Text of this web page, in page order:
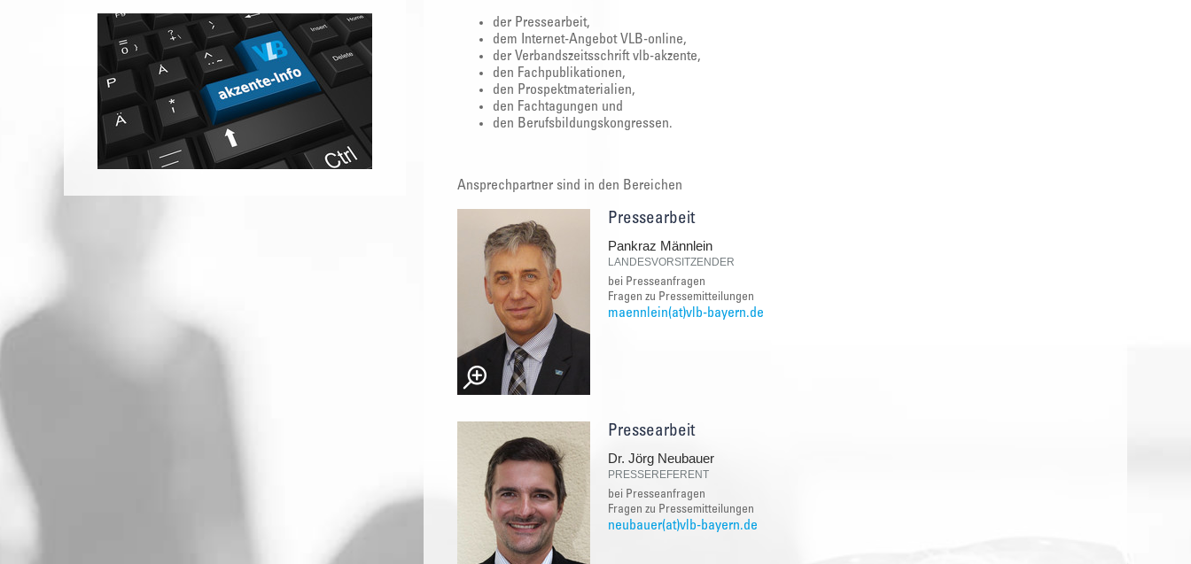
der Pressearbeit,
dem Internet-Angebot VLB-online,
der Verbandszeitsschrift vlb-akzente,
den Fachpublikationen,
den Prospektmaterialien,
den Fachtagungen und
den Berufsbildungskongressen.
Ansprechpartner sind in den Bereichen
Pressearbeit
Pankraz Männlein
LANDESVORSITZENDER
bei Presseanfragen
Fragen zu Pressemitteilungen
maennlein(at)vlb-bayern.de
Pressearbeit
Dr. Jörg Neubauer
PRESSEREFERENT
bei Presseanfragen
Fragen zu Pressemitteilungen
neubauer(at)vlb-bayern.de